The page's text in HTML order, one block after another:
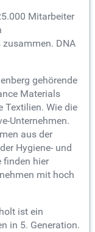
Mitarbeiter
DNA
gehörende
Materials
Textilien. Wie die
Unternehmen.
aus der
Hygiene- und
finden hier
mit hoch
ist ein
in 5. Generation.